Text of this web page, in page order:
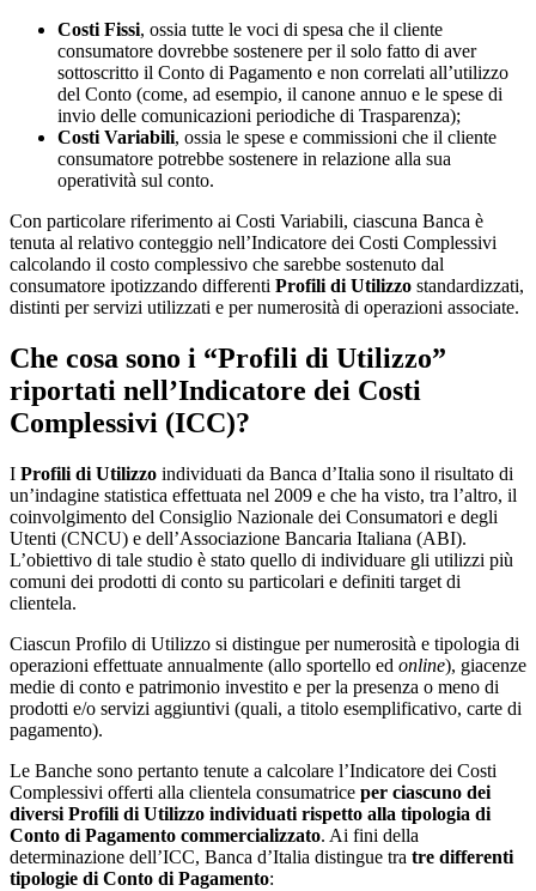
Costi Fissi, ossia tutte le voci di spesa che il cliente
consumatore dovrebbe sostenere per il solo fatto di aver
sottoscritto il Conto di Pagamento e non correlati all’utilizzo
del Conto (come, ad esempio, il canone annuo e le spese di
invio delle comunicazioni periodiche di Trasparenza);
Costi Variabili, ossia le spese e commissioni che il cliente
consumatore potrebbe sostenere in relazione alla sua
operatività sul conto.
Con particolare riferimento ai Costi Variabili, ciascuna Banca è
tenuta al relativo conteggio nell’Indicatore dei Costi Complessivi
calcolando il costo complessivo che sarebbe sostenuto dal
consumatore ipotizzando differenti Profili di Utilizzo standardizzati,
distinti per servizi utilizzati e per numerosità di operazioni associate.
Che cosa sono i “Profili di Utilizzo”
riportati nell’Indicatore dei Costi
Complessivi (ICC)?
I Profili di Utilizzo individuati da Banca d’Italia sono il risultato di
un’indagine statistica effettuata nel 2009 e che ha visto, tra l’altro, il
coinvolgimento del Consiglio Nazionale dei Consumatori e degli
Utenti (CNCU) e dell’Associazione Bancaria Italiana (ABI).
L’obiettivo di tale studio è stato quello di individuare gli utilizzi più
comuni dei prodotti di conto su particolari e definiti target di
clientela.
Ciascun Profilo di Utilizzo si distingue per numerosità e tipologia di
operazioni effettuate annualmente (allo sportello ed online), giacenze
medie di conto e patrimonio investito e per la presenza o meno di
prodotti e/o servizi aggiuntivi (quali, a titolo esemplificativo, carte di
pagamento).
Le Banche sono pertanto tenute a calcolare l’Indicatore dei Costi
Complessivi offerti alla clientela consumatrice per ciascuno dei
diversi Profili di Utilizzo individuati rispetto alla tipologia di
Conto di Pagamento commercializzato. Ai fini della
determinazione dell’ICC, Banca d’Italia distingue tra tre differenti
tipologie di Conto di Pagamento: